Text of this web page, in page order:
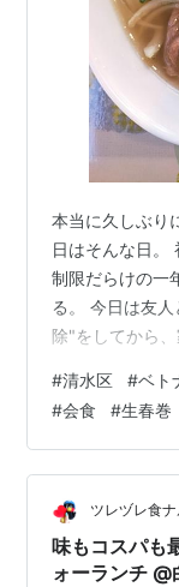
本当に久しぶり
日はそんな日。
制限だらけの一
る。 今日は友
除"をしてから
り、相手の家族
しゃべり」の時
と300日くらい
かったような気
の「ベトナム料
うすぐ昼の時間
#清水区 #ベト
#会食 #生春巻
ツレヅレ食ナ
味もコスパも
ォーランチ @